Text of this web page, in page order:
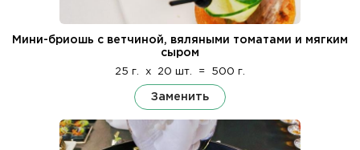
Мини-бриошь с ветчиной, вяляными томатами и мягким
сыром
25 г. x 20 шт. = 500 г.
Заменить